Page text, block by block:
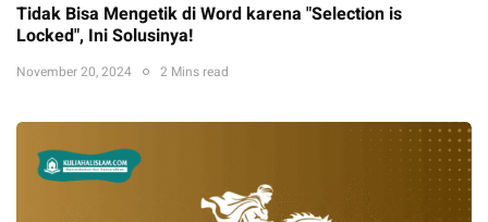
Tidak Bisa Mengetik di Word karena "Selection is
Locked", Ini Solusinya!
November 20, 2024 2 Mins read